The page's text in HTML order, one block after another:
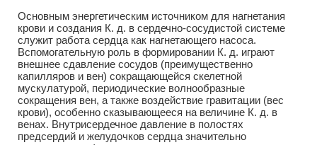
Основным энергетическим источником для нагнетания
крови и создания К. д. в сердечно-сосудистой системе
служит работа сердца как нагнетающего насоса.
Вспомогательную роль в формировании К. д. играют
внешнее сдавление сосудов (преимущественно
капилляров и вен) сокращающейся скелетной
мускулатурой, периодические волнообразные
сокращения вен, а также воздействие гравитации (вес
крови), особенно сказывающееся на величине К. д. в
венах. Внутрисердечное давление в полостях
предсердий и желудочков сердца значительно